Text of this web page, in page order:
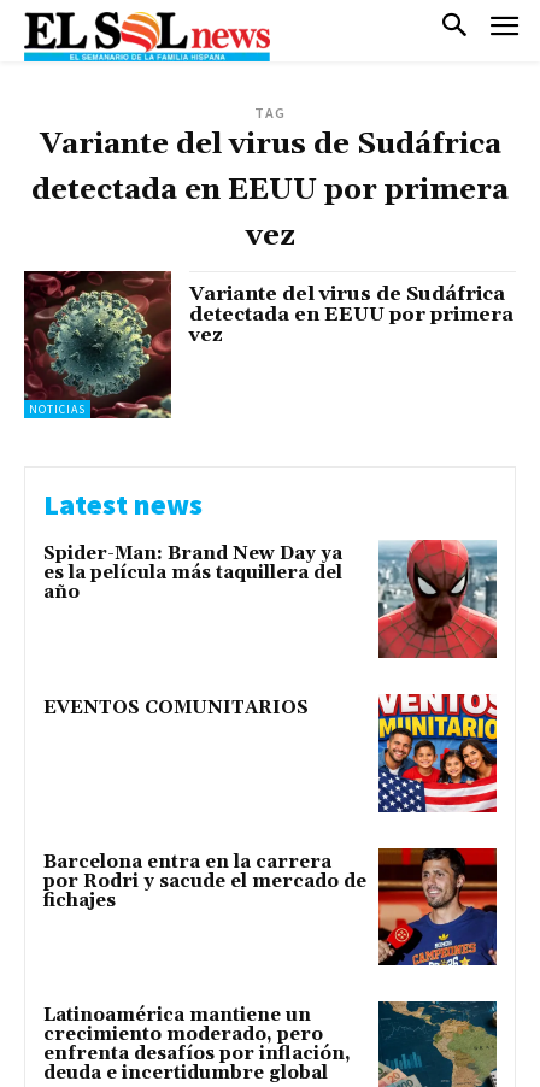
TAG
Variante del virus de Sudáfrica
detectada en EEUU por primera
vez
NOTICIAS
Variante del virus de Sudáfrica
detectada en EEUU por primera
vez
Latest news
Spider-Man: Brand New Day ya
es la película más taquillera del
año
EVENTOS COMUNITARIOS
Barcelona entra en la carrera
por Rodri y sacude el mercado de
fichajes
Latinoamérica mantiene un
crecimiento moderado, pero
enfrenta desafíos por inflación,
deuda e incertidumbre global